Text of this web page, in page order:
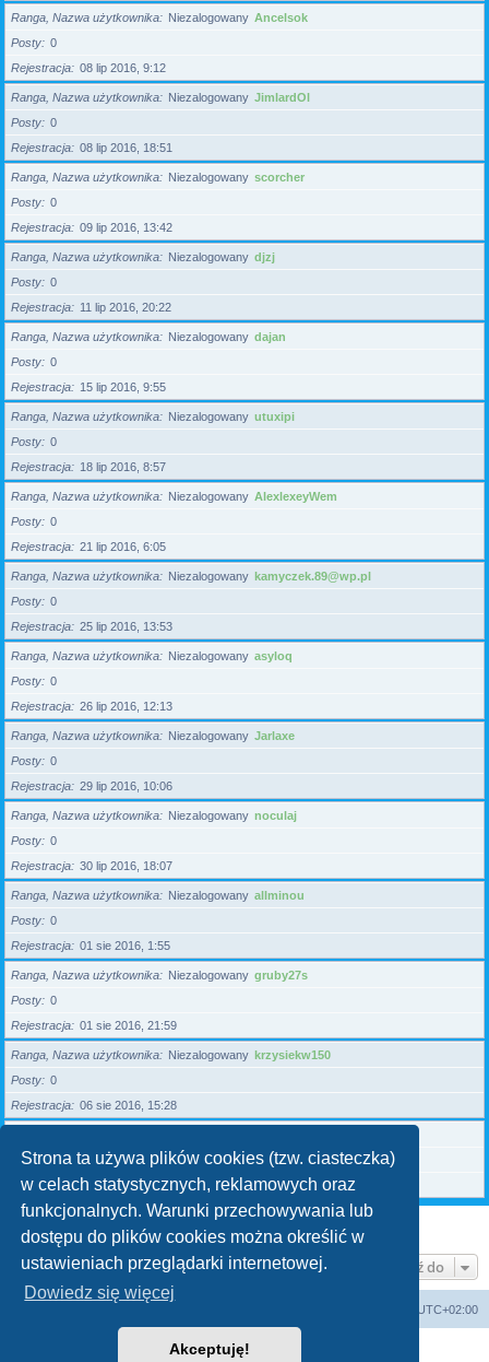
Strona ta używa plików cookies (tzw. ciasteczka)
w celach statystycznych, reklamowych oraz
funkcjonalnych. Warunki przechowywania lub
dostępu do plików cookies można określić w
ustawieniach przeglądarki internetowej.
Dowiedz się więcej
Akceptuję!
Ranga, Nazwa użytkownika Niezalogowany Ancelsok
Posty
0
Rejestracja
08 lip 2016, 9:12
Ranga, Nazwa użytkownika Niezalogowany JimlardOl
Posty
0
Rejestracja
08 lip 2016, 18:51
Ranga, Nazwa użytkownika Niezalogowany scorcher
Posty
0
Rejestracja
09 lip 2016, 13:42
Ranga, Nazwa użytkownika Niezalogowany djzj
Posty
0
Rejestracja
11 lip 2016, 20:22
Ranga, Nazwa użytkownika Niezalogowany dajan
Posty
0
Rejestracja
15 lip 2016, 9:55
Ranga, Nazwa użytkownika Niezalogowany utuxipi
Posty
0
Rejestracja
18 lip 2016, 8:57
Ranga, Nazwa użytkownika Niezalogowany AlexlexeyWem
Posty
0
Rejestracja
21 lip 2016, 6:05
Ranga, Nazwa użytkownika Niezalogowany kamyczek.89@wp.pl
Posty
0
Rejestracja
25 lip 2016, 13:53
Ranga, Nazwa użytkownika Niezalogowany asyloq
Posty
0
Rejestracja
26 lip 2016, 12:13
Ranga, Nazwa użytkownika Niezalogowany Jarlaxe
Posty
0
Rejestracja
29 lip 2016, 10:06
Ranga, Nazwa użytkownika Niezalogowany noculaj
Posty
0
Rejestracja
30 lip 2016, 18:07
Ranga, Nazwa użytkownika Niezalogowany allminou
Posty
0
Rejestracja
01 sie 2016, 1:55
Ranga, Nazwa użytkownika Niezalogowany gruby27s
Posty
0
Rejestracja
01 sie 2016, 21:59
Ranga, Nazwa użytkownika Niezalogowany krzysiekw150
Posty
0
Rejestracja
06 sie 2016, 15:28
Posty
0
Rejestracja
10 sie 2016, 22:26
Użytkownicy: 6370 1 255
1 2 3 4 5 … 255
Przejdź do
UTC+02:00
Technologię dostarczaphpBB® Forum Software © phpBB Limited